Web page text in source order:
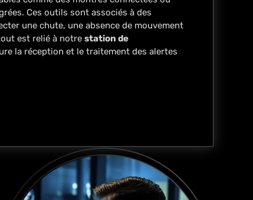
Ces outils sont associés à des
une chute, une absence de mouvement
est relié à notre station de
la réception et le traitement des alertes